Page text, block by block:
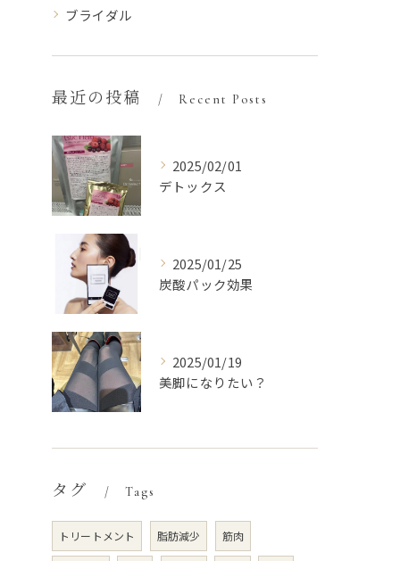
ブライダル
最近の投稿 Recent Posts
2025/02/01
デトックス
2025/01/25
炭酸パック効果
2025/01/19
美脚になりたい？
タグ Tags
トリートメント 脂肪減少 筋肉